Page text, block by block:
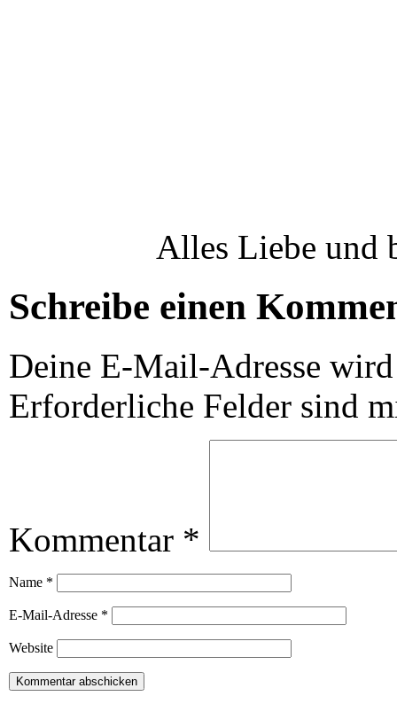
Alles Liebe und
Schreibe einen
Deine E-Mail-Adresse
Erforderliche Felder sind
Kommentar *
Name *
E-Mail-Adresse *
Website